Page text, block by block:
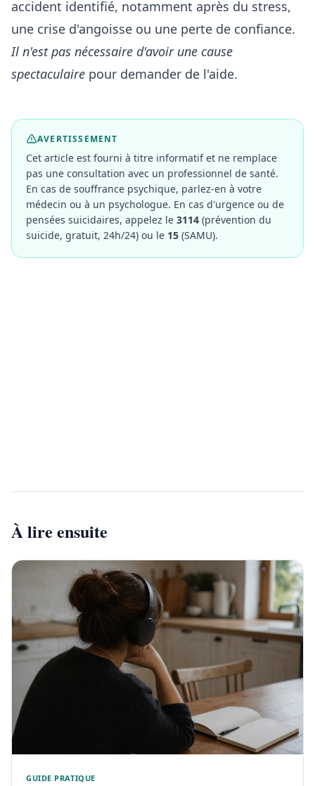
accident identifié, notamment après du stress,
une crise d'angoisse ou une perte de confiance.
Il n'est pas nécessaire d'avoir une cause
spectaculaire pour demander de l'aide.
AVERTISSEMENT
Cet article est fourni à titre informatif et ne remplace
pas une consultation avec un professionnel de santé.
En cas de souffrance psychique, parlez-en à votre
médecin ou à un psychologue. En cas d'urgence ou de
pensées suicidaires, appelez le 3114 (prévention du
suicide, gratuit, 24h/24) ou le 15 (SAMU).
À lire ensuite
GUIDE PRATIQUE